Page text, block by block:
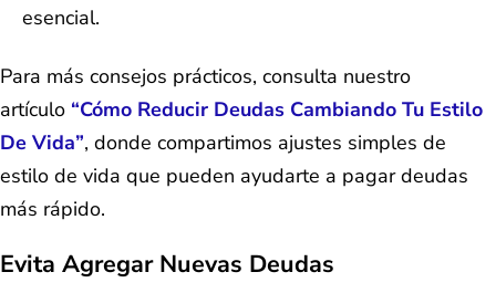
esencial.
Para más consejos prácticos, consulta nuestro
artículo “Cómo Reducir Deudas Cambiando Tu Estilo
De Vida”, donde compartimos ajustes simples de
estilo de vida que pueden ayudarte a pagar deudas
más rápido.
Evita Agregar Nuevas Deudas